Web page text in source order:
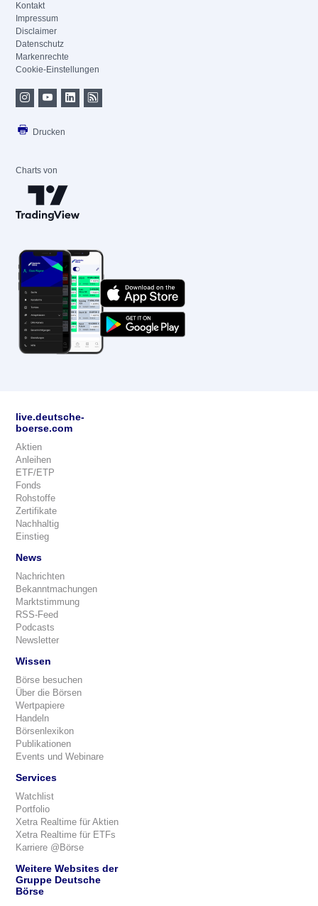
Kontakt
Impressum
Disclaimer
Datenschutz
Markenrechte
Cookie-Einstellungen
Drucken
Charts von
live.deutsche-
boerse.com
Aktien
Anleihen
ETF/ETP
Fonds
Rohstoffe
Zertifikate
Nachhaltig
Einstieg
News
Nachrichten
Bekanntmachungen
Marktstimmung
RSS-Feed
Podcasts
Newsletter
Wissen
Börse besuchen
Über die Börsen
Wertpapiere
Handeln
Börsenlexikon
Publikationen
Events und Webinare
Services
Watchlist
Portfolio
Xetra Realtime für Aktien
Xetra Realtime für ETFs
Karriere @Börse
Weitere Websites der
Gruppe Deutsche
Börse